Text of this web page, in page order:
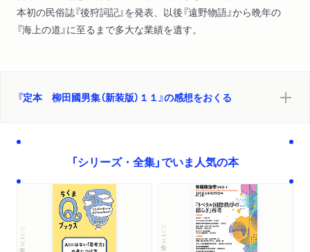
本初の民俗誌『後狩詞記』を発表、以後『遠野物語』から晩年の
『海上の道』に至るまで多大な業績を遺す。
『定本 柳田國男集（新装版）１１』の感想をおくる
「シリーズ・全集」でいま人気の本
シリーズ・全集 シリーズ・全集